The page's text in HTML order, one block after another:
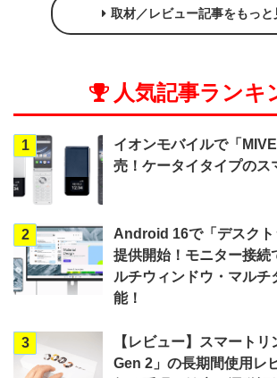
取材／レビュー記事をもっと
人気記事ランキ
1
イオンモバイルで「
売！ケータイタイプのス
2
Android 16で「デスク
提供開始！モニター接続
ルチウィンドウ・マルチ
能！
3
【レビュー】スマート
Gen 2」の長期間使用レ